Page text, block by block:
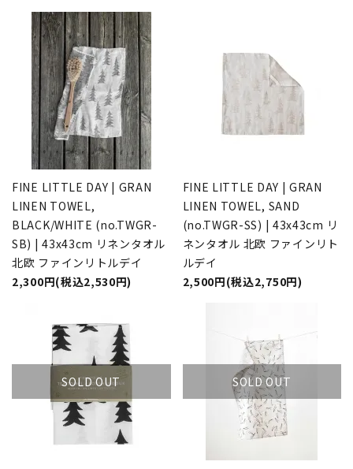
FINE LITTLE DAY | GRAN
LINEN TOWEL,
BLACK/WHITE (no.TWGR-
SB) | 43x43cm リネンタオル
北欧 ファインリトルデイ
2,300円(税込2,530円)
FINE LITTLE DAY | GRAN
LINEN TOWEL, SAND
(no.TWGR-SS) | 43x43cm リ
ネンタオル 北欧 ファインリト
ルデイ
2,500円(税込2,750円)
SOLD OUT SOLD OUT